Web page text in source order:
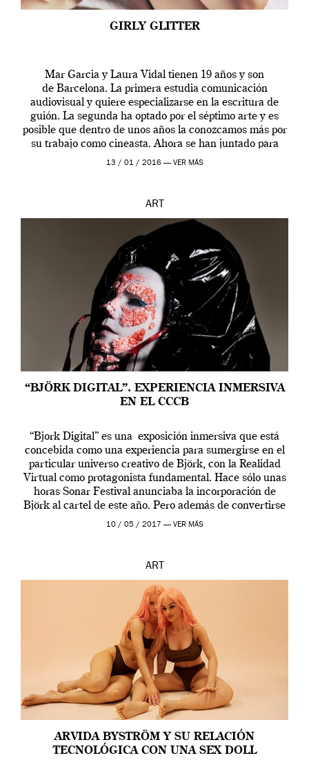
GIRLY GLITTER
Mar Garcia y Laura Vidal tienen 19 años y son
de Barcelona. La primera estudia comunicación
audiovisual y quiere especializarse en la escritura de
guión. La segunda ha optado por el séptimo arte y es
posible que dentro de unos años la conozcamos más por
su trabajo como cineasta. Ahora se han juntado para
contarnos una […]
13 / 01 / 2016 — VER MÁS
ART
“BJÖRK DIGITAL”. EXPERIENCIA INMERSIVA
EN EL CCCB
“Bjork Digital” es una exposición inmersiva que está
concebida como una experiencia para sumergirse en el
particular universo creativo de Björk, con la Realidad
Virtual como protagonista fundamental. Hace sólo unas
horas Sonar Festival anunciaba la incorporación de
Björk al cartel de este año. Pero además de convertirse
en una de las actuaciones más relevantes […]
10 / 05 / 2017 — VER MÁS
ART
ARVIDA BYSTRÖM Y SU RELACIÓN
TECNOLÓGICA CON UNA SEX DOLL